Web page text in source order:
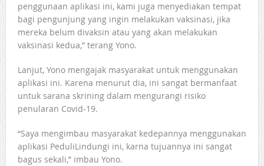
penggunaan aplikasi ini, kami juga menyediakan tempat
bagi pengunjung yang ingin melakukan vaksinasi, jika
mereka belum divaksin atau yang akan melakukan
vaksinasi kedua,” terang Yono.
Lanjut, Yono mengajak masyarakat untuk menggunakan
aplikasi ini. Karena menurut dia, ini sangat bermanfaat
untuk sarana skrining dalam mengurangi risiko
penularan Covid-19.
“Saya mengimbau masyarakat kedepannya menggunakan
aplikasi PeduliLindungi ini, karna tujuannya ini sangat
bagus sekali,” imbau Yono.